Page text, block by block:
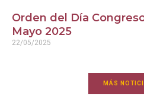
Orden del Día
Mayo 2025
22/05/2025
MÁS